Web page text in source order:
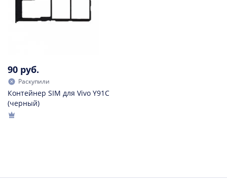
90 руб.
Раскупили
Контейнер SIM для Vivo Y91C
(черный)